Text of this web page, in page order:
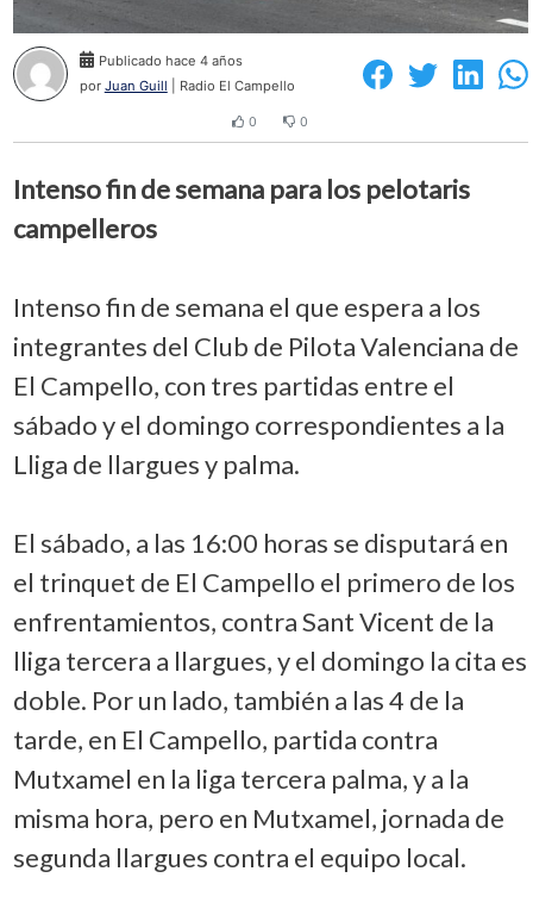
Publicado hace 4 años
por Juan Guill | Radio El Campello
0 0
Intenso fin de semana para los pelotaris
campelleros
Intenso fin de semana el que espera a los
integrantes del Club de Pilota Valenciana de
El Campello, con tres partidas entre el
sábado y el domingo correspondientes a la
Lliga de llargues y palma.
El sábado, a las 16:00 horas se disputará en
el trinquet de El Campello el primero de los
enfrentamientos, contra Sant Vicent de la
lliga tercera a llargues, y el domingo la cita es
doble. Por un lado, también a las 4 de la
tarde, en El Campello, partida contra
Mutxamel en la liga tercera palma, y a la
misma hora, pero en Mutxamel, jornada de
segunda llargues contra el equipo local.